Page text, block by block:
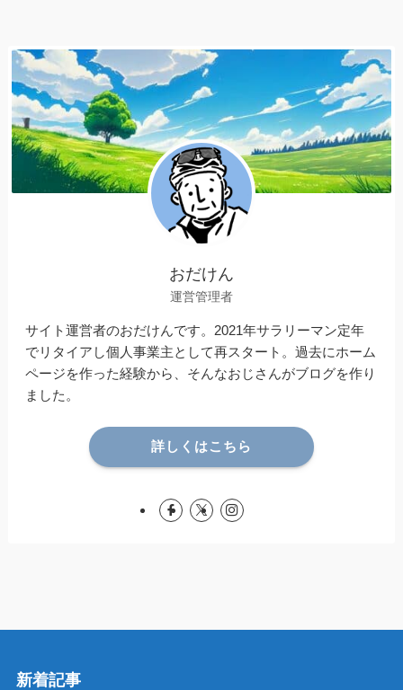
おだけん
運営管理者
サイト運営者のおだけんです。2021年サラリーマン定年
でリタイアし個人事業主として再スタート。過去にホーム
ページを作った経験から、そんなおじさんがブログを作り
ました。
詳しくはこちら
新着記事